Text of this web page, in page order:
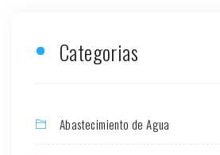
Categorias
Abastecimiento de Agua